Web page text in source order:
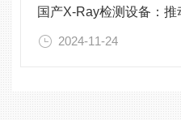
2024-11-24